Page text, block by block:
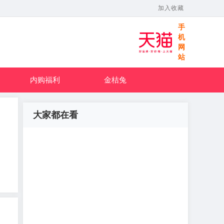
加入收藏
手
机
网
站
内购福利 金桔兔
大家都在看